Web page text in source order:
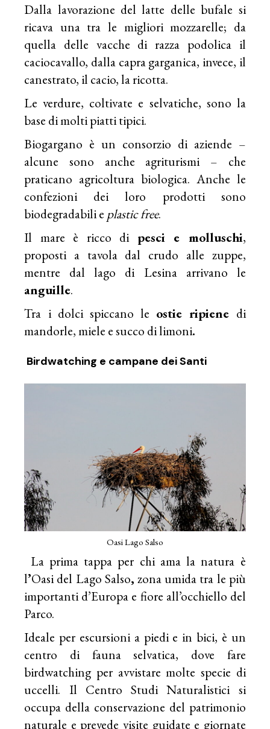
Dalla lavorazione del latte delle bufale si
ricava una tra le migliori mozzarelle; da
quella delle vacche di razza podolica il
caciocavallo, dalla capra garganica, invece, il
canestrato, il cacio, la ricotta.
Le verdure, coltivate e selvatiche, sono la
base di molti piatti tipici.
Biogargano è un consorzio di aziende –
alcune sono anche agriturismi – che
praticano agricoltura biologica. Anche le
confezioni dei loro prodotti sono
biodegradabili e plastic free.
Il mare è ricco di pesci e molluschi,
proposti a tavola dal crudo alle zuppe,
mentre dal lago di Lesina arrivano le
anguille.
Tra i dolci spiccano le ostie ripiene di
mandorle, miele e succo di limoni.
Birdwatching e campane dei Santi
Oasi Lago Salso
La prima tappa per chi ama la natura è
l’Oasi del Lago Salso, zona umida tra le più
importanti d’Europa e fiore all’occhiello del
Parco.
Ideale per escursioni a piedi e in bici, è un
centro di fauna selvatica, dove fare
birdwatching per avvistare molte specie di
uccelli. Il Centro Studi Naturalisticisi
occupa della conservazione del patrimonio
naturale e prevede visite guidate e giornate